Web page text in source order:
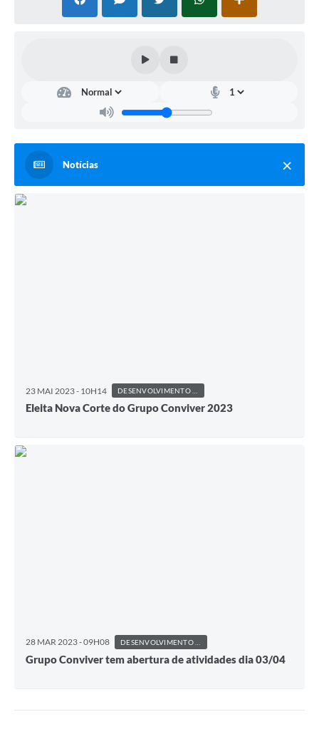
Notícias
23 MAI 2023 - 10H14
Eleita Nova Corte do Grupo Conviver 2023
28 MAR 2023 - 09H08
Grupo Conviver tem abertura de atividades dia 03/04